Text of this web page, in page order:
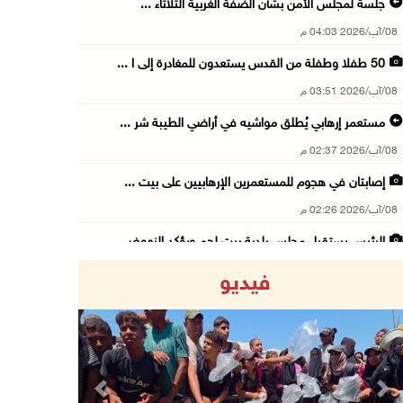
جلسة لمجلس الأمن بشأن الضفة الغربية الثلاثاء ...
08/آب/2026 04:03 م
50 طفلا وطفلة من القدس يستعدون للمغادرة إلى ا ...
08/آب/2026 03:51 م
مستعمر إرهابي يُطلق مواشيه في أراضي الطيبة شر ...
08/آب/2026 02:37 م
إصابتان في هجوم للمستعمرين الإرهابيين على بيت ...
08/آب/2026 02:26 م
الرئيس يستقبل مجلس بلدية بيت لحم ويؤكد النهوض ...
08/آب/2026 12:53 م
الفيضانات في ولاية آسام الهندية تودي بـ98 شخص ...
08/آب/2026 12:42 م
فيديو
Previous Next